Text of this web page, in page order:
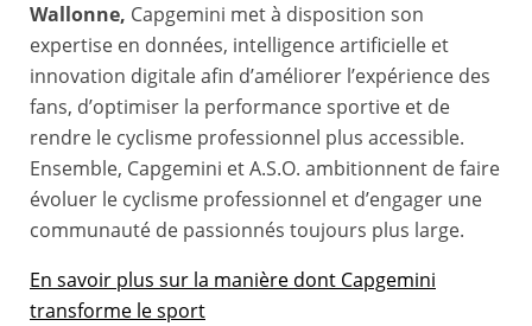
Wallonne, Capgemini met à disposition son
expertise en données, intelligence artificielle et
innovation digitale afin d’améliorer l’expérience des
fans, d’optimiser la performance sportive et de
rendre le cyclisme professionnel plus accessible.
Ensemble, Capgemini et A.S.O. ambitionnent de faire
évoluer le cyclisme professionnel et d’engager une
communauté de passionnés toujours plus large.
En savoir plus sur la manière dont Capgemini
transforme le sport